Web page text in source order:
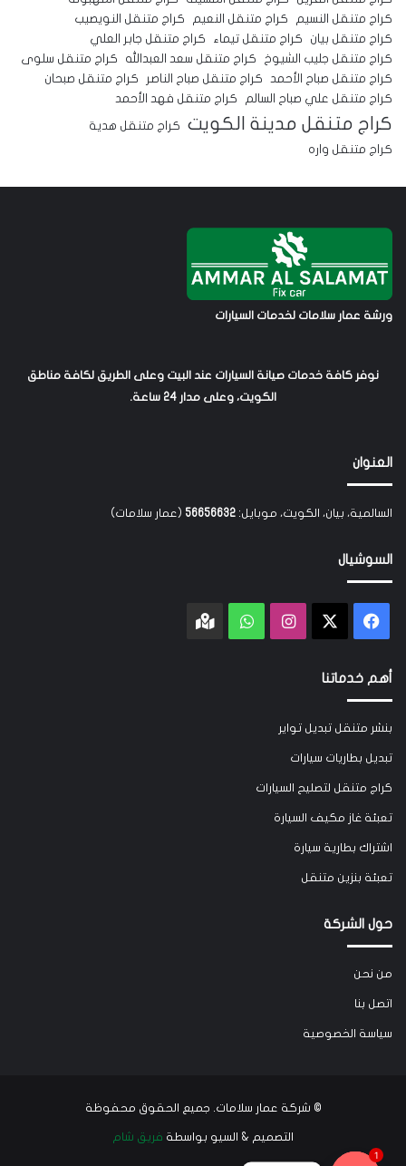
كراج متنقل النسيم
كراج متنقل النعيم
كراج متنقل النويصيب
كراج متنقل بيان
كراج متنقل تيماء
كراج متنقل جابر العلي
كراج متنقل جليب الشيوخ
كراج متنقل سعد العبدالله
كراج متنقل سلوى
كراج متنقل صباح الأحمد
كراج متنقل صباح الناصر
كراج متنقل صبحان
كراج متنقل علي صباح السالم
كراج متنقل فهد الأحمد
كراج متنقل مدينة الكويت
كراج متنقل هدية
كراج متنقل واره
ورشة عمار سلامات لخدمات السيارات
نوفر كافة خدمات صيانة السيارات عند البيت وعلى الطريق لكافة مناطق
الكويت، وعلى مدار 24 ساعة.
العنوان
السالمية، بيان، الكويت، موبايل: 56656632 (عمار سلامات)
السوشيال
فيسبوك انستقرامواتسابGoogle
أهم خدماتنا
بنشر متنقل تبديل تواير
تبديل بطاريات سيارات
كراج متنقل لتصليح السيارات
تعبئة غاز مكيف السيارة
اشتراك بطارية سيارة
تعبئة بنزين متنقل
حول الشركة
من نحن
اتصل بنا
سياسة الخصوصية
© شركة عمار سلامات . جميع الحقوق محفوظة
التصميم & السيو بواسطة فريق شام
1